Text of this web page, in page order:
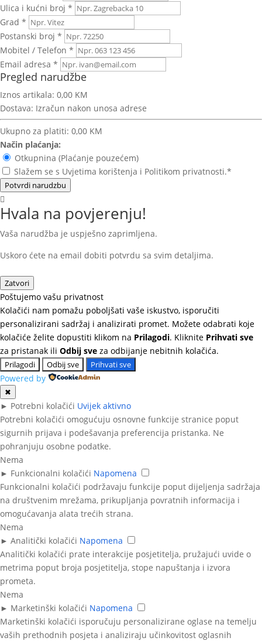
Ulica i kućni broj *
Grad *
Postanski broj *
Mobitel / Telefon *
Email adresa *
Pregled narudžbe
Iznos artikala: 0,00 KM
Dostava: Izračun nakon unosa adrese
Ukupno za platiti: 0,00 KM
Način plaćanja:
Otkupnina (Plaćanje pouzećem)
Slažem se s Uvjetima korištenja i Politikom privatnosti.*
Potvrdi narudzbu
Hvala na povjerenju!
Vaša narudžba je uspješno zaprimljena.
Uskoro ćete na email dobiti potvrdu sa svim detaljima.
Zatvori
Poštujemo vašu privatnost
Kolačići nam pomažu poboljšati vaše iskustvo, isporučiti
personalizirani sadržaj i analizirati promet. Možete odabrati koje
kolačiće želite dopustiti klikom na Prilagodi. Kliknite Prihvati sve
za pristanak ili Odbij sve za odbijanje nebitnih kolačića.
Prilagodi Odbij sve Prihvati sve
Powered by
✖
► Potrebni kolačići Uvijek aktivno
Potrebni kolačići omogućuju osnovne funkcije stranice poput
sigurnih prijava i podešavanja preferencija pristanka. Ne
pohranjuju osobne podatke.
Nema
► Funkcionalni kolačići Napomena
Funkcionalni kolačići podržavaju funkcije poput dijeljenja sadržaja
na društvenim mrežama, prikupljanja povratnih informacija i
omogućavanja alata trećih strana.
Nema
► Analitički kolačići Napomena
Analitički kolačići prate interakcije posjetitelja, pružajući uvide o
metrima poput broja posjetitelja, stope napuštanja i izvora
prometa.
Nema
► Marketinški kolačići Napomena
Marketinški kolačići isporučuju personalizirane oglase na temelju
vaših prethodnih posjeta i analiziraju učinkovitost oglasnih